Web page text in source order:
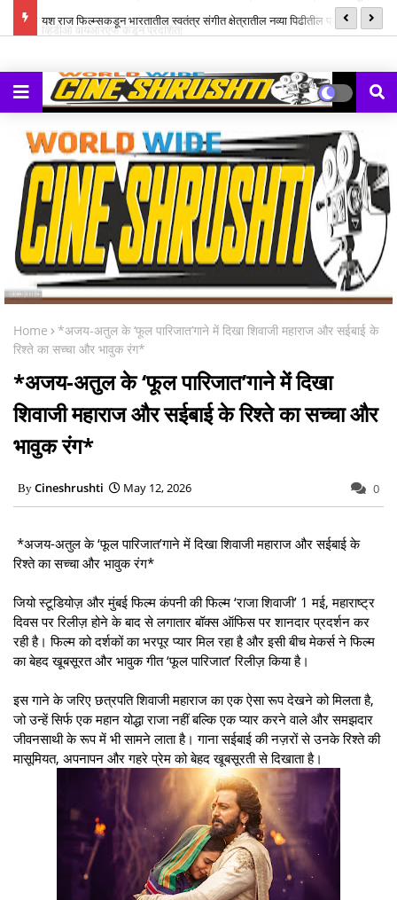
यश राज फिल्म्सकडून भारतातील स्वतंत्र संगीत क्षेत्रातील नव्या पिढीतील प्रतिभांना
Home
*अजय-अतुल के ‘फूल पारिजात’गाने में दिखा शिवाजी महाराज और सईबाई के
रिश्ते का सच्चा और भावुक रंग*
*अजय-अतुल के ‘फूल पारिजात’गाने में दिखा
शिवाजी महाराज और सईबाई के रिश्ते का सच्चा और
भावुक रंग*
Cineshrushti May 12, 2026 0
*अजय-अतुल के ‘फूल पारिजात’गाने में दिखा शिवाजी महाराज और सईबाई के
रिश्ते का सच्चा और भावुक रंग*
जियो स्टूडियोज़ और मुंबई फिल्म कंपनी की फिल्म ‘राजा शिवाजी’ 1 मई, महाराष्ट्र
दिवस पर रिलीज़ होने के बाद से लगातार बॉक्स ऑफिस पर शानदार प्रदर्शन कर
रही है। फिल्म को दर्शकों का भरपूर प्यार मिल रहा है और इसी बीच मेकर्स ने फिल्म
का बेहद खूबसूरत और भावुक गीत ‘फूल पारिजात’ रिलीज़ किया है।
इस गाने के जरिए छत्रपति शिवाजी महाराज का एक ऐसा रूप देखने को मिलता है,
जो उन्हें सिर्फ एक महान योद्धा राजा नहीं बल्कि एक प्यार करने वाले और समझदार
जीवनसाथी के रूप में भी सामने लाता है। गाना सईबाई की नज़रों से उनके रिश्ते की
मासूमियत, अपनापन और गहरे प्रेम को बेहद खूबसूरती से दिखाता है।